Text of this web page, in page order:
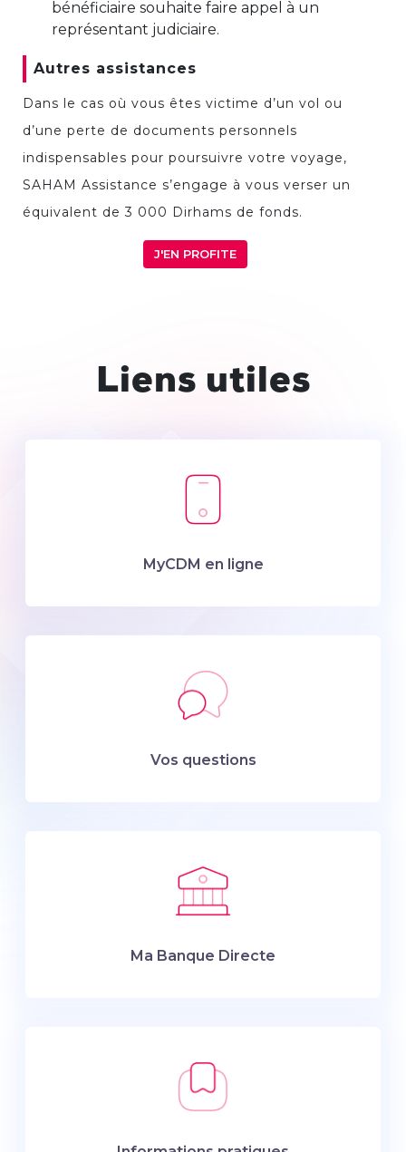
bénéficiaire souhaite faire appel à un
représentant judiciaire.
Autres assistances
Dans le cas où vous êtes victime d’un vol ou
d’une perte de documents personnels
indispensables pour poursuivre votre voyage,
SAHAM Assistance s’engage à vous verser un
équivalent de 3 000 Dirhams de fonds.
J'EN PROFITE
Liens utiles
MyCDM en ligne
Vos questions
Ma Banque Directe